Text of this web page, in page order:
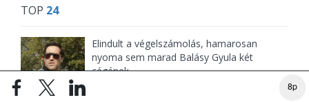
8p
TOP 24
Elindult a végelszámolás, hamarosan
nyoma sem marad Balásy Gyula két
cégének